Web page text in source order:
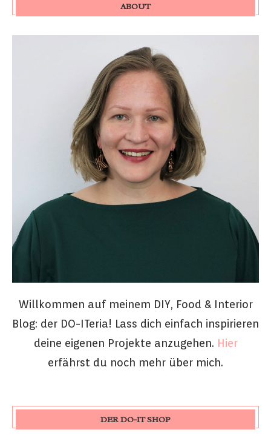
ABOUT
Willkommen auf meinem DIY, Food & Interior
Blog: der DO-ITeria! Lass dich einfach inspirieren
deine eigenen Projekte anzugehen. Hier
erfährst du noch mehr über mich.
DER DO-IT SHOP